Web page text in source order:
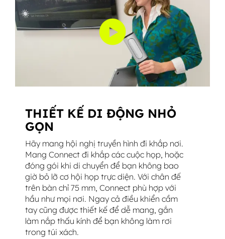
THIẾT KẾ DI ĐỘNG NHỎ
GỌN
Hãy mang hội nghị truyền hình đi khắp nơi.
Mang Connect đi khắp các cuộc họp, hoặc
đóng gói khi di chuyển để bạn không bao
giờ bỏ lỡ cơ hội họp trực diện. Với chân đế
trên bàn chỉ 75 mm, Connect phù hợp với
hầu như mọi nơi. Ngay cả điều khiển cầm
tay cũng được thiết kế để dễ mang, gắn
làm nắp thấu kính để bạn không làm rơi
trong túi xách.